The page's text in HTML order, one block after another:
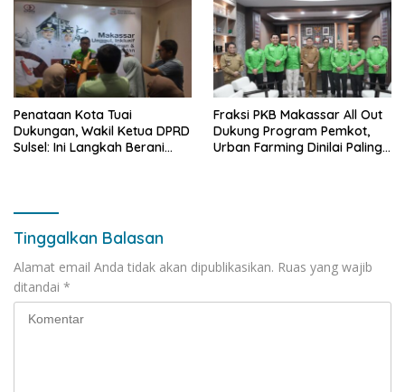
Penataan Kota Tuai
Dukungan, Wakil Ketua DPRD
Sulsel: Ini Langkah Berani
Fraksi PKB Makassar All Out
Dukung Program Pemkot,
Urban Farming Dinilai Paling
Tinggalkan Balasan
Alamat email Anda tidak akan dipublikasikan. Ruas yang wajib
ditandai *